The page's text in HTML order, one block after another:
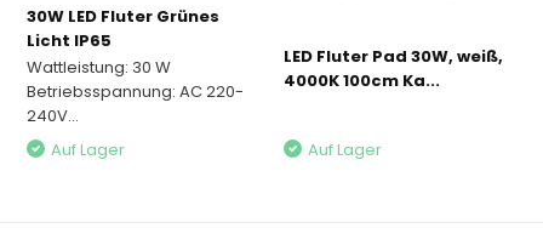
30W LED Fluter Grünes
Licht IP65
Wattleistung: 30 W
Betriebsspannung: AC 220-
240V...
Auf Lager
LED Fluter Pad 30W, weiß,
4000K 100cm Ka...
Auf Lager